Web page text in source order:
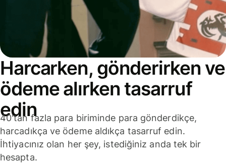
Harcarken, gönderirken ve
ödeme alırken tasarruf
edin
40'tan fazla para biriminde para gönderdikçe,
harcadıkça ve ödeme aldıkça tasarruf edin.
İhtiyacınız olan her şey, istediğiniz anda tek bir
hesapta.